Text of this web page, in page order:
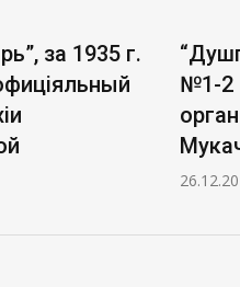
“Душпастырь”, за
№1-2 –
орган Епархіи